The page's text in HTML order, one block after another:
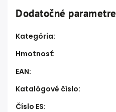
Dodatočné parametre
Kategória:
Hmotnosť:
EAN:
Katalógové číslo:
Číslo ES: